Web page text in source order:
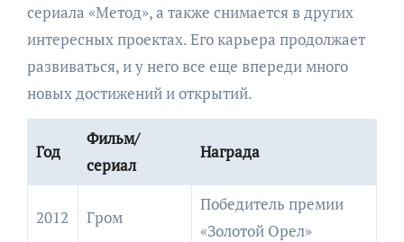
сериала «Метод», а также снимается в других
интересных проектах. Его карьера продолжает
развиваться, и у него все еще впереди много
новых достижений и открытий.
Год
Фильм/
сериал
Награда
2012 Гром
Победитель премии
«Золотой Орел»